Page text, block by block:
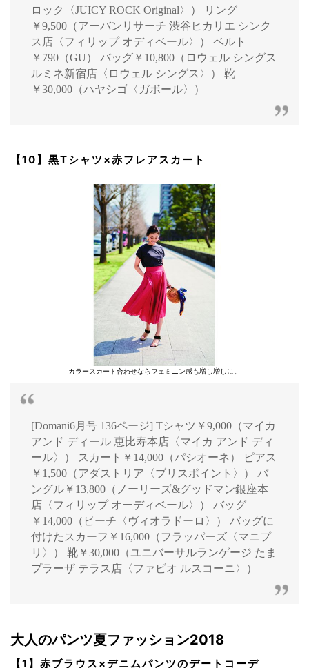
ロック〈JUICY ROCK Original〉） リング
￥9,500（アーバンリサーチ 渋谷ヒカリエ シンク
ス店〈フィリップ オディベール〉） ベルト
￥790（GU） バッグ￥10,800（ロウェル シングス
ルミネ新宿店〈ロウェル シングス〉） 靴
￥30,000（ハヤシゴ〈ガボール〉）
【10】黒Tシャツ×赤フレアスカート
カラースカート合わせならフェミニン感も増し増しに。
[Domani6月号 136ページ] Tシャツ￥9,000（マイカ
アンド ディール 恵比寿本店〈マイカ アンド ディ
ール〉） スカート￥14,000（パシオーネ） ピアス
￥1,500（アダストリア〈ブリスポイント〉） バ
ングル￥13,800（ノーリーズ&グッドマン銀座本
店〈フィリップ オーディベール〉） バッグ
￥14,000（ピーチ〈ヴィオラドーロ〉） バッグに
付けたスカーフ￥16,000（フラッパーズ〈マニプ
リ〉） 靴￥30,000（ユニバーサルランゲージ たま
プラーザ テラス店〈ファビオ ルスコーニ〉）
大人のパンツ夏ファッション2018
【1】赤ブラウス×デニムパンツのデートコーデ